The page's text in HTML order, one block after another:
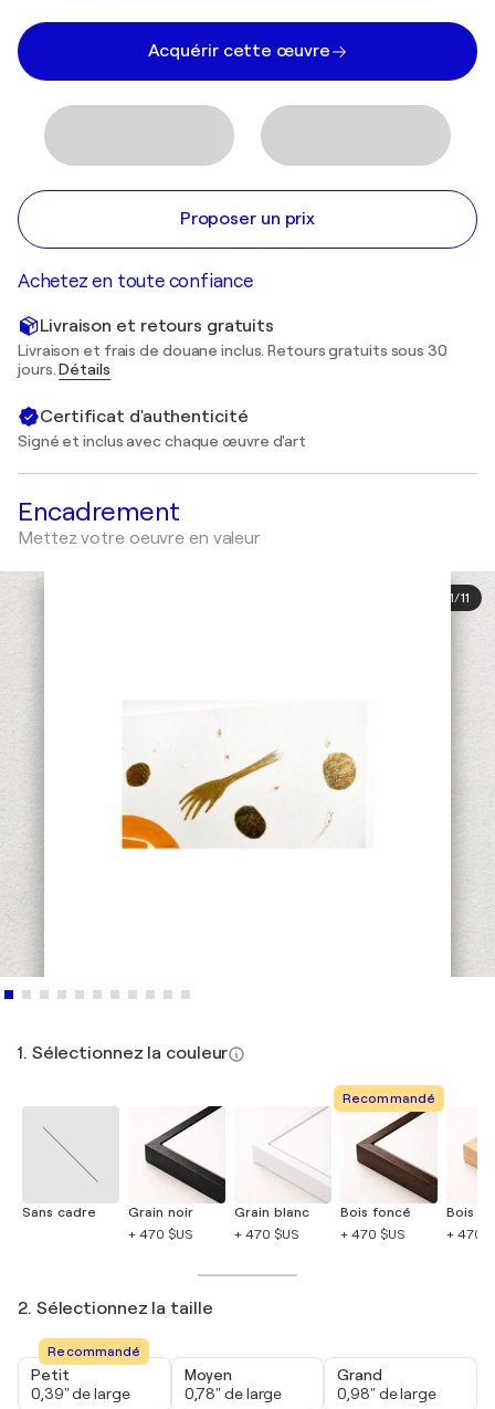
Acquérir cette œuvre
Proposer un prix
Achetez en toute confiance
Livraison et retours gratuits
Livraison et frais de douane inclus. Retours gratuits sous 30
jours.Détails
Certificat d'authenticité
Signé et inclus avec chaque œuvre d'art
Encadrement
Mettez votre oeuvre en valeur
1/11
1. Sélectionnez la couleur
Sans cadre
Grain noir
+ 470 $US
Grain blanc
+ 470 $US
Recommandé
Bois foncé
+ 470 $US
Bois
+ 470
2. Sélectionnez la taille
Recommandé
Petit
0,39" de large
Moyen
0,78" de large
Grand
0,98" de large